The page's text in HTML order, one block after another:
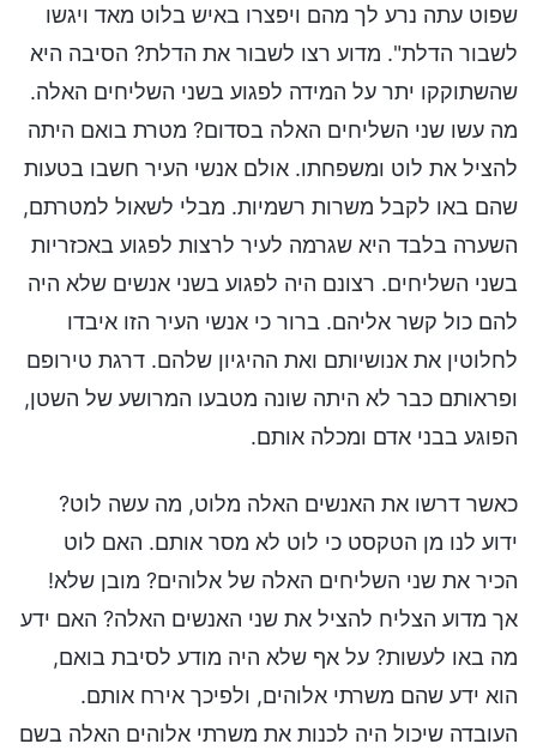
שפוט עתה נרע לך מהם ויפצרו באיש בלוט מאד ויגשו
לשבור הדלת". מדוע רצו לשבור את הדלת? הסיבה היא
שהשתוקקו יתר על המידה לפגוע בשני השליחים האלה.
מה עשו שני השליחים האלה בסדום? מטרת בואם היתה
להציל את לוט ומשפחתו. אולם אנשי העיר חשבו בטעות
שהם באו לקבל משרות רשמיות. מבלי לשאול למטרתם,
השערה בלבד היא שגרמה לעיר לרצות לפגוע באכזריות
בשני השליחים. רצונם היה לפגוע בשני אנשים שלא היה
להם כול קשר אליהם. ברור כי אנשי העיר הזו איבדו
לחלוטין את אנושיותם ואת ההיגיון שלהם. דרגת טירופם
ופראותם כבר לא היתה שונה מטבעו המרושע של השטן,
הפוגע בבני אדם ומכלה אותם.
כאשר דרשו את האנשים האלה מלוט, מה עשה לוט?
ידוע לנו מן הטקסט כי לוט לא מסר אותם. האם לוט
הכיר את שני השליחים האלה של אלוהים? מובן שלא!
אך מדוע הצליח להציל את שני האנשים האלה? האם ידע
מה באו לעשות? על אף שלא היה מודע לסיבת בואם,
הוא ידע שהם משרתי אלוהים, ולפיכך אירח אותם.
העובדה שיכול היה לכנות את משרתי אלוהים האלה בשם